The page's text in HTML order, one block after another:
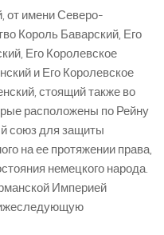
от имени Северо-
Король Баварский, Его
Его Королевское
и Его Королевское
стоящий также во
расположены по Рейну
союз для защиты
на ее протяжении права,
немецкого народа.
Империей